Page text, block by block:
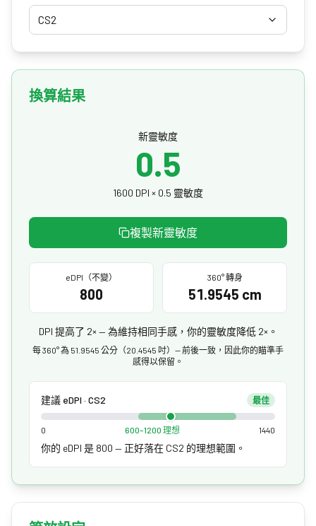
CS2
換算結果
新靈敏度
0.5
1600 DPI × 0.5 靈敏度
複製新靈敏度
eDPI（不變）
800
360° 轉身
51.9545 cm
DPI 提高了 2× — 為維持相同手感，你的靈敏度降低 2×。
每 360° 為 51.9545 公分（20.4545 吋）— 前後一致，因此你的瞄準手
感得以保留。
建議 eDPI · CS2 最佳
0 600–1200 理想 1440
你的 eDPI 是 800 — 正好落在 CS2 的理想範圍。